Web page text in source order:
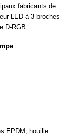
fabricants de
LED à 3 broches
D-RGB.
:
EPDM, houille